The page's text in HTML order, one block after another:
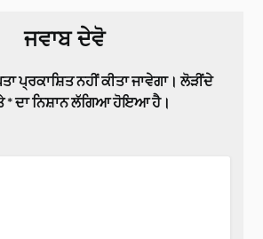
ਜਵਾਬ ਦੇਵੋ
ਪ੍ਰਕਾਸ਼ਿਤ ਨਹੀਂ ਕੀਤਾ ਜਾਵੇਗਾ। ਲੋੜੀਂਦੇ
*ਦਾ ਨਿਸ਼ਾਨ ਲੱਗਿਆ ਹੋਇਆ ਹੈ।